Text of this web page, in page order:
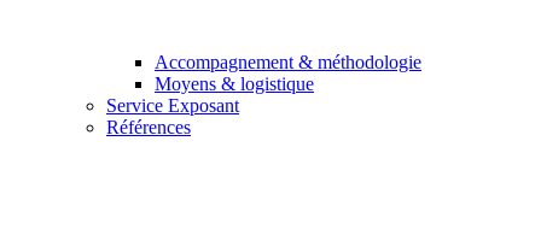
Accompagnement & méthodologie
Moyens & logistique
Service Exposant
Références